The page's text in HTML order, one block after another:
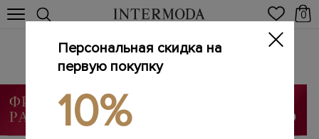
0
Мужские брюки
Главная / Мужчинам /
Персональная скидка на
первую покупку
10%